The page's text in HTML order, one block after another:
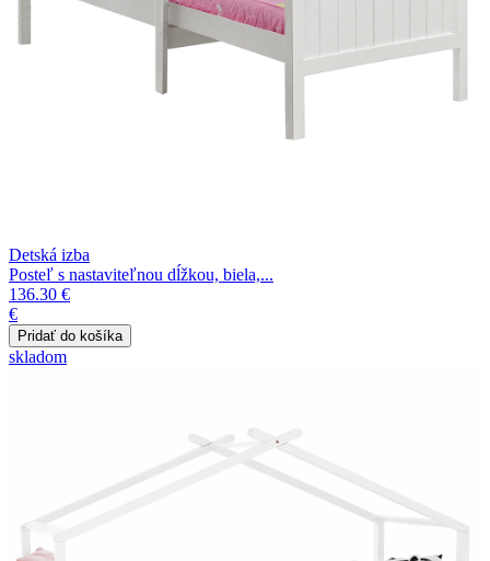
Detská izba
Posteľ s nastaviteľnou dĺžkou, biela,...
136.30 €
€
skladom